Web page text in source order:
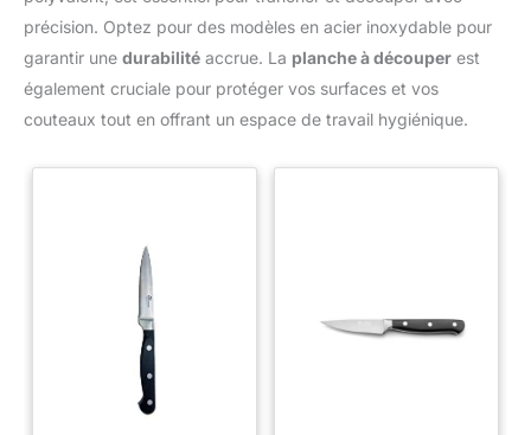
précision. Optez pour des modèles en acier inoxydable pour
garantir une durabilité accrue. La planche à découper est
également cruciale pour protéger vos surfaces et vos
couteaux tout en offrant un espace de travail hygiénique.